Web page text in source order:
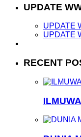
UPDATE
UPDATE
UPDATE
RECENT